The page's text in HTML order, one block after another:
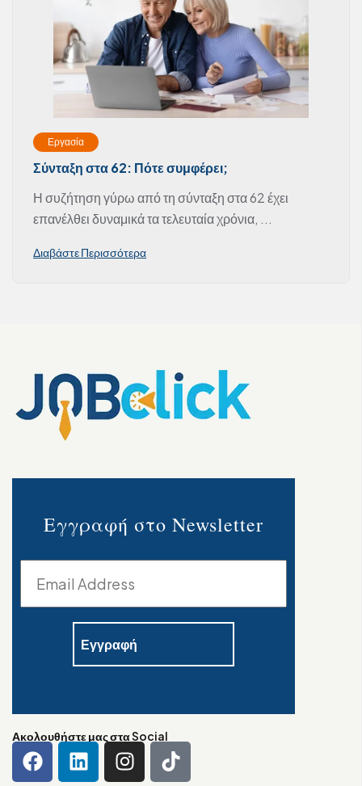
Εργασία
Σύνταξη στα 62: Πότε συμφέρει;
Η συζήτηση γύρω από τη σύνταξη στα 62 έχει
επανέλθει δυναμικά τα τελευταία χρόνια, ...
Διαβάστε Περισσότερα
Εγγραφή στο Newsletter
Ακολουθήστε μας στα Social